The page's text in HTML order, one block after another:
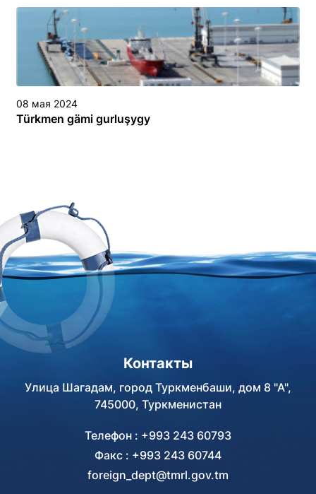
08 мая 2024
Türkmen gämi gurluşygy
Контакты
Улица Шагадам, город Туркменбаши, дом 8 "А",
745000, Туркменистан
Телефон : +993 243 60793
Факс : +993 243 60744
foreign_dept@tmrl.gov.tm